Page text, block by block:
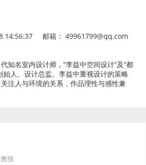
14:56:37 邮箱： 49961799@qq.com
知名室内设计师，“李益中空间设计”及“都
始人、设计总监。李益中重视设计的策略
注人与环境的关系，作品理性与感性兼
授